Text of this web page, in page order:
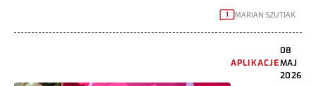
1 MARIAN SZUTIAK
APLIKACJE
08
MAJ
2026